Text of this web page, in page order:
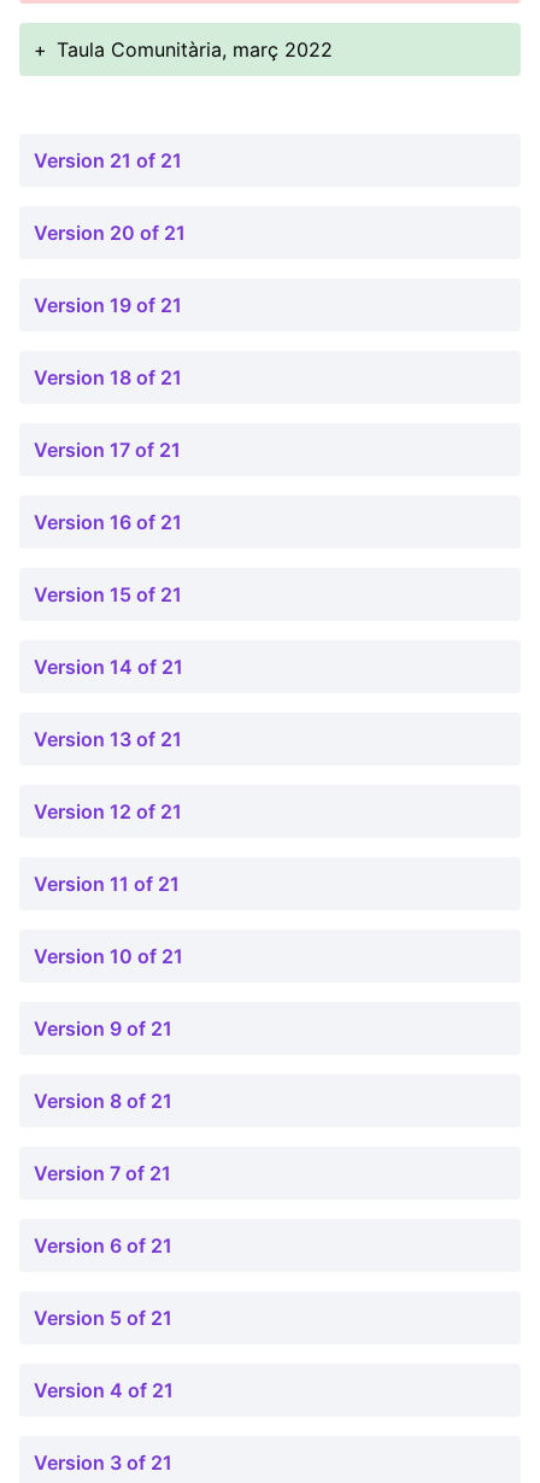
+ Taula Comunitària, març 2022
Version 21 of 21
Version 20 of 21
Version 19 of 21
Version 18 of 21
Version 17 of 21
Version 16 of 21
Version 15 of 21
Version 14 of 21
Version 13 of 21
Version 12 of 21
Version 11 of 21
Version 10 of 21
Version 9 of 21
Version 8 of 21
Version 7 of 21
Version 6 of 21
Version 5 of 21
Version 4 of 21
Version 3 of 21